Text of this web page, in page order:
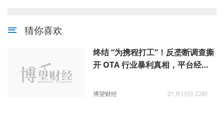
猜你喜欢
终结 “为携程打工”！反垄断调查撕
开 OTA 行业暴利真相，平台经济
博望财经 01月19日 22时